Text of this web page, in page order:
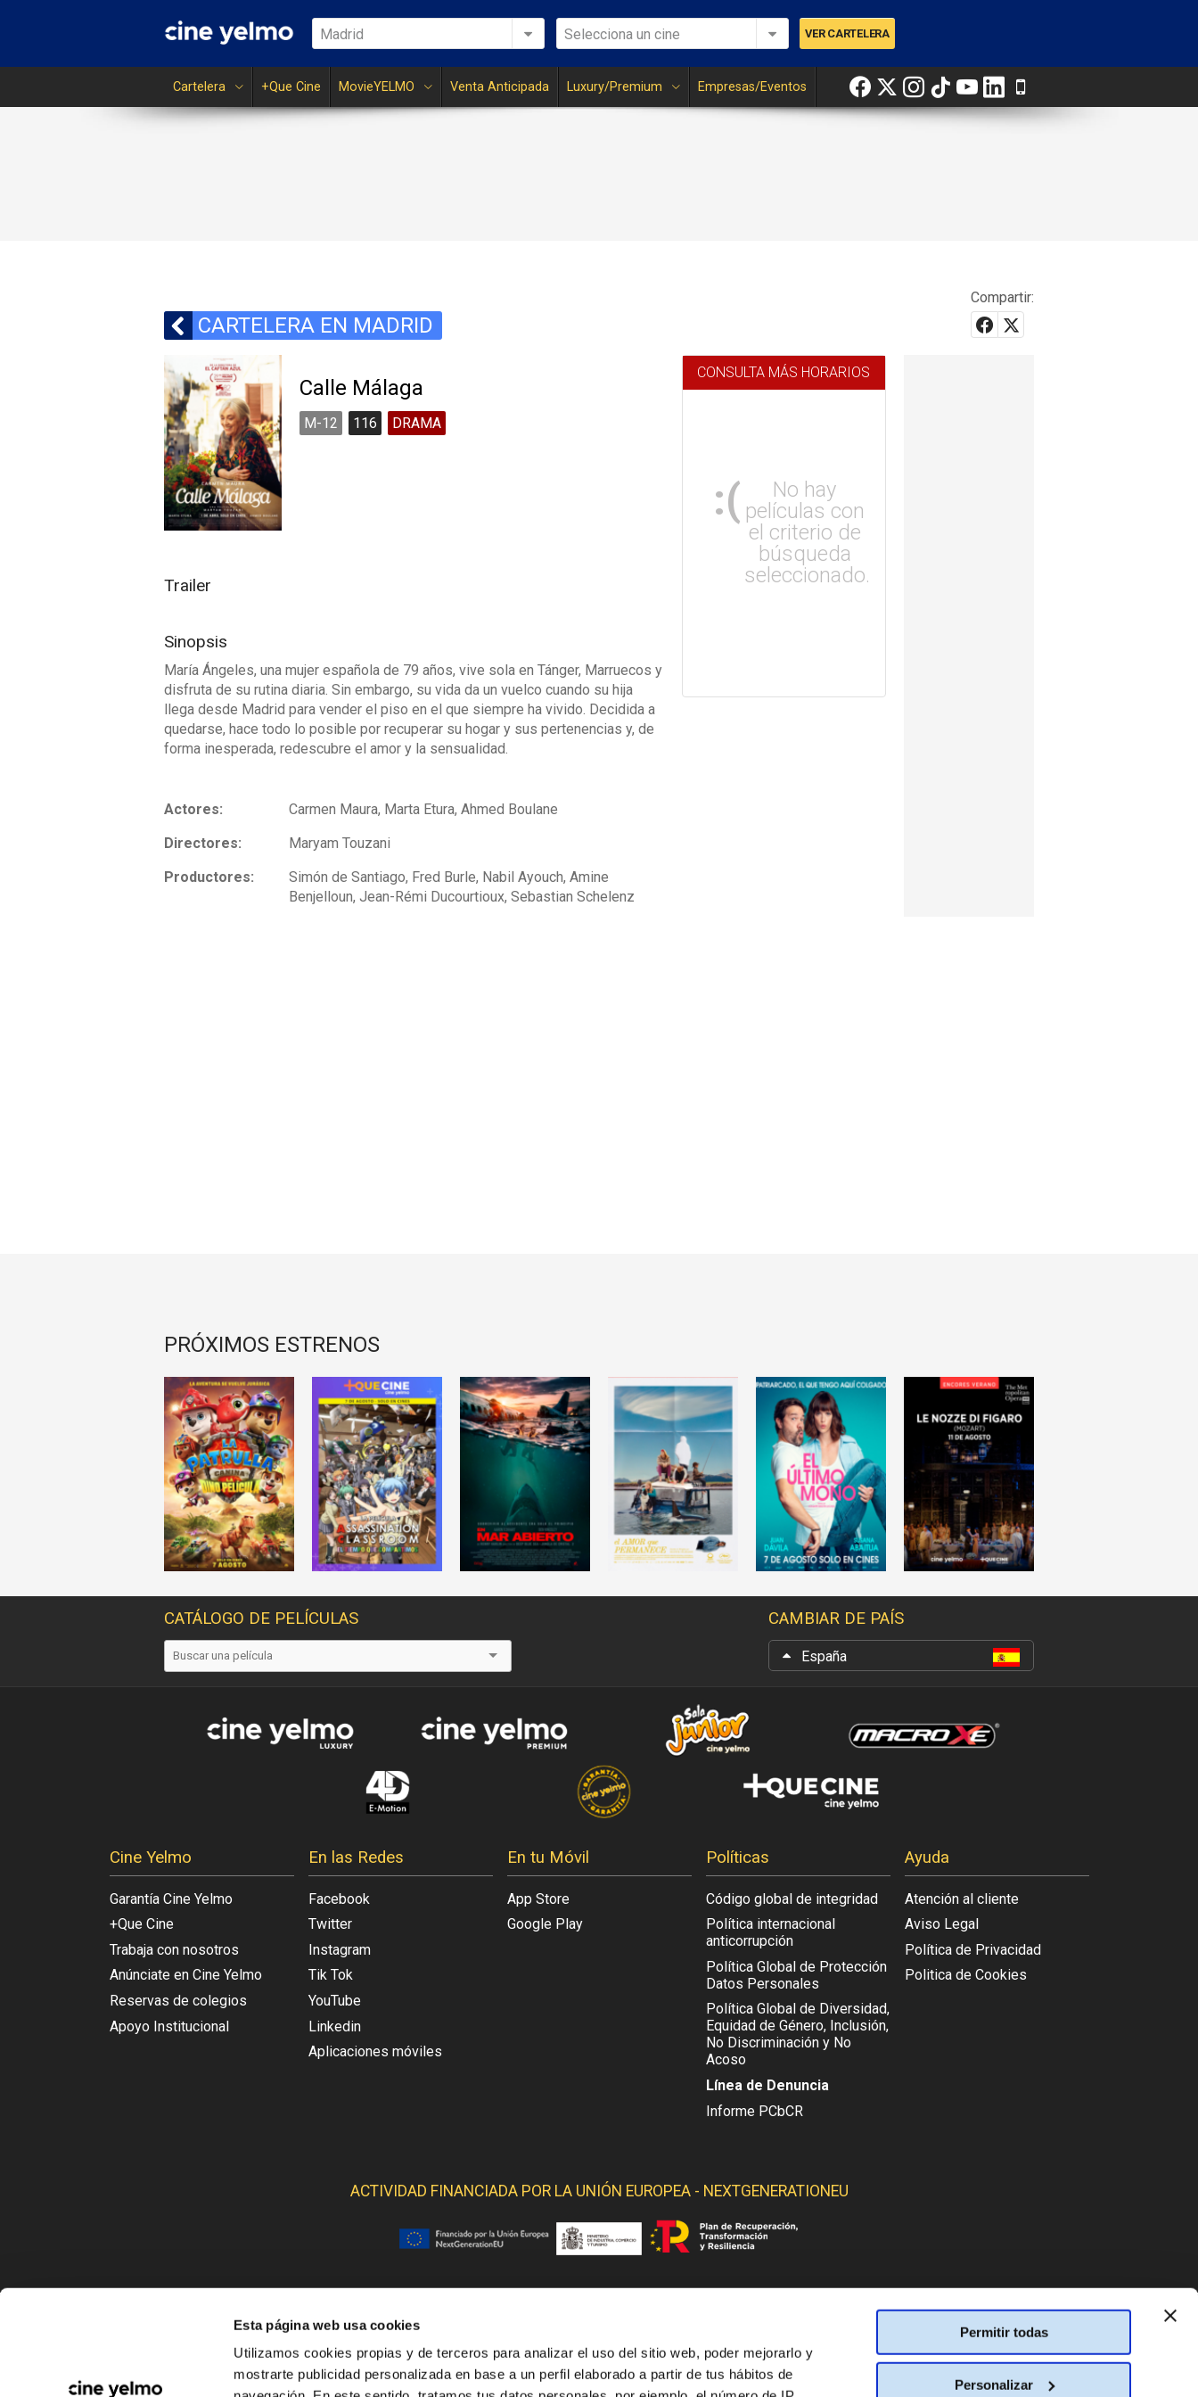
Esta página web usa cookies
Utilizamos cookies propias y de terceros para analizar el uso del sitio web, poder mejorarlo y
mostrarte publicidad personalizada en base a un perfil elaborado a partir de tus hábitos de
Permitir todas
Personalizar
Madrid Selecciona un cine
Cartelera +Que Cine MovieYELMO Venta Anticipada Luxury/Premium Empresas/Eventos
CARTELERA EN MADRID
Compartir:
Calle Málaga
M-12 116 DRAMA
Trailer
Sinopsis
María Ángeles, una mujer española de 79 años, vive sola en Tánger, Marruecos y
disfruta de su rutina diaria. Sin embargo, su vida da un vuelco cuando su hija
llega desde Madrid para vender el piso en el que siempre ha vivido. Decidida a
quedarse, hace todo lo posible por recuperar su hogar y sus pertenencias y, de
forma inesperada, redescubre el amor y la sensualidad.
Actores:
Carmen Maura, Marta Etura, Ahmed Boulane
Directores:
Maryam Touzani
Productores:
Simón de Santiago, Fred Burle, Nabil Ayouch, Amine
Benjelloun, Jean-Rémi Ducourtioux, Sebastian Schelenz
CONSULTA MÁS HORARIOS
:(
No hay
películas con
el criterio de
búsqueda
seleccionado.
PRÓXIMOS ESTRENOS
CATÁLOGO DE PELÍCULAS CAMBIAR DE PAÍS
España
Cine Yelmo
Garantía Cine Yelmo
+Que Cine
Trabaja con nosotros
Anúnciate en Cine Yelmo
Reservas de colegios
Apoyo Institucional
En las Redes
Facebook
Twitter
Instagram
Tik Tok
YouTube
Linkedin
Aplicaciones móviles
En tu Móvil
App Store
Google Play
Políticas
Código global de integridad
Política internacional
anticorrupción
Política Global de Protección
Datos Personales
Política Global de Diversidad,
Equidad de Género, Inclusión,
No Discriminación y No
Acoso
Línea de Denuncia
Informe PCbCR
Ayuda
Atención al cliente
Aviso Legal
Política de Privacidad
Politica de Cookies
ACTIVIDAD FINANCIADA POR LA UNIÓN EUROPEA - NEXTGENERATIONEU
CINE YELMO OBTIENE SOPORTE DE LOS SIGUIENTES ORGANISMOS: